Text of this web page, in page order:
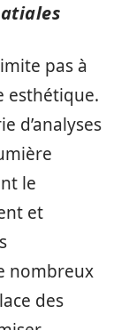
pas à
esthétique.
d’analyses
le
et
nombreux
des